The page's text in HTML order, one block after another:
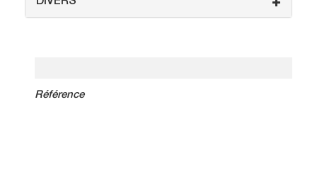
Référence